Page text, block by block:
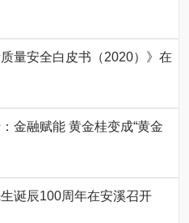
质量安全白皮书（2020）》在
金融赋能 黄金桂变成“黄金
诞辰100周年在安溪召开